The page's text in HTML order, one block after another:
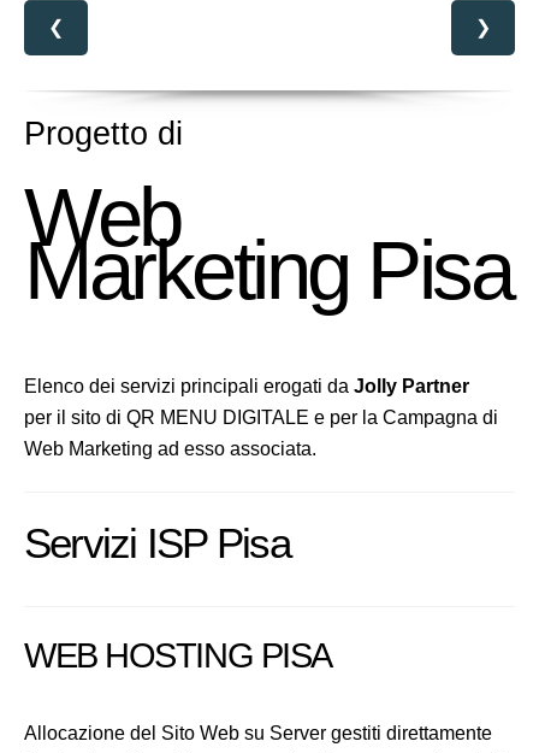
❮ ❯
Progetto di
Web
Marketing Pisa
Elenco dei servizi principali erogati da Jolly Partner
per il sito di QR MENU DIGITALE e per la Campagna di
Web Marketing ad esso associata.
Servizi ISP Pisa
WEB HOSTING PISA
Allocazione del Sito Web su Server gestiti direttamente